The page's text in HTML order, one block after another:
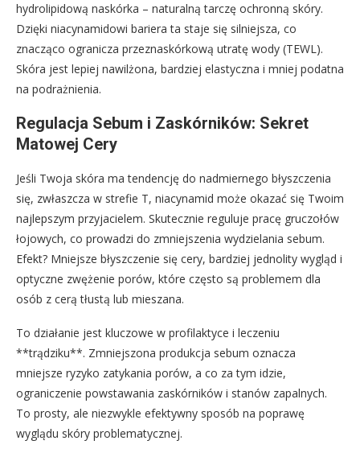
hydrolipidową naskórka – naturalną tarczę ochronną skóry.
Dzięki niacynamidowi bariera ta staje się silniejsza, co
znacząco ogranicza przeznaskórkową utratę wody (TEWL).
Skóra jest lepiej nawilżona, bardziej elastyczna i mniej podatna
na podrażnienia.
Regulacja Sebum i Zaskórników: Sekret
Matowej Cery
Jeśli Twoja skóra ma tendencję do nadmiernego błyszczenia
się, zwłaszcza w strefie T, niacynamid może okazać się Twoim
najlepszym przyjacielem. Skutecznie reguluje pracę gruczołów
łojowych, co prowadzi do zmniejszenia wydzielania sebum.
Efekt? Mniejsze błyszczenie się cery, bardziej jednolity wygląd i
optyczne zwężenie porów, które często są problemem dla
osób z cerą tłustą lub mieszana.
To działanie jest kluczowe w profilaktyce i leczeniu
**trądziku**. Zmniejszona produkcja sebum oznacza
mniejsze ryzyko zatykania porów, a co za tym idzie,
ograniczenie powstawania zaskórników i stanów zapalnych.
To prosty, ale niezwykle efektywny sposób na poprawę
wyglądu skóry problematycznej.